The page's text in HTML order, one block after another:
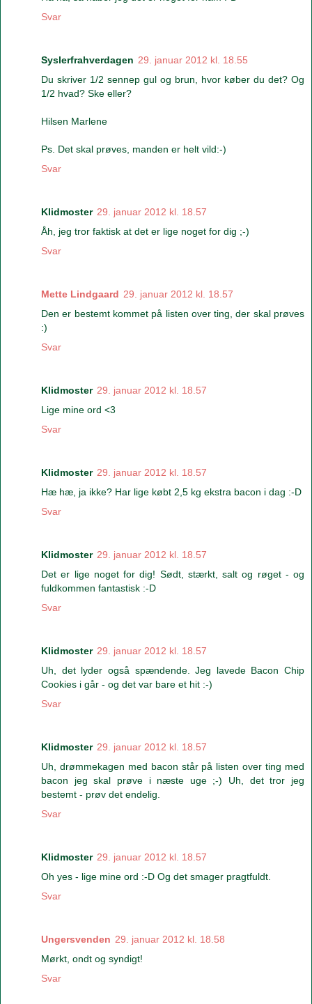
Svar
Syslerfrahverdagen 29. januar 2012 kl. 18.55
Du skriver 1/2 sennep gul og brun, hvor køber du det? Og
1/2 hvad? Ske eller?
Hilsen Marlene
Ps. Det skal prøves, manden er helt vild:-)
Svar
Klidmoster 29. januar 2012 kl. 18.57
Åh, jeg tror faktisk at det er lige noget for dig ;-)
Svar
Mette Lindgaard 29. januar 2012 kl. 18.57
Den er bestemt kommet på listen over ting, der skal prøves
:)
Svar
Klidmoster 29. januar 2012 kl. 18.57
Lige mine ord <3
Svar
Klidmoster 29. januar 2012 kl. 18.57
Hæ hæ, ja ikke? Har lige købt 2,5 kg ekstra bacon i dag :-D
Svar
Klidmoster 29. januar 2012 kl. 18.57
Det er lige noget for dig! Sødt, stærkt, salt og røget - og
fuldkommen fantastisk :-D
Svar
Klidmoster 29. januar 2012 kl. 18.57
Uh, det lyder også spændende. Jeg lavede Bacon Chip
Cookies i går - og det var bare et hit :-)
Svar
Klidmoster 29. januar 2012 kl. 18.57
Uh, drømmekagen med bacon står på listen over ting med
bacon jeg skal prøve i næste uge ;-) Uh, det tror jeg
bestemt - prøv det endelig.
Svar
Klidmoster 29. januar 2012 kl. 18.57
Oh yes - lige mine ord :-D Og det smager pragtfuldt.
Svar
Ungersvenden 29. januar 2012 kl. 18.58
Mørkt, ondt og syndigt!
Svar